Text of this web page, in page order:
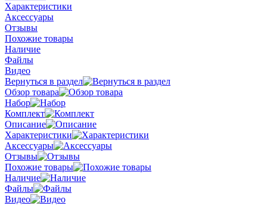
Характеристики
Аксессуары
Отзывы
Похожие товары
Наличие
Файлы
Видео
Вернуться в раздел
Обзор товара
Набор
Комплект
Описание
Характеристики
Аксессуары
Отзывы
Похожие товары
Наличие
Файлы
Видео